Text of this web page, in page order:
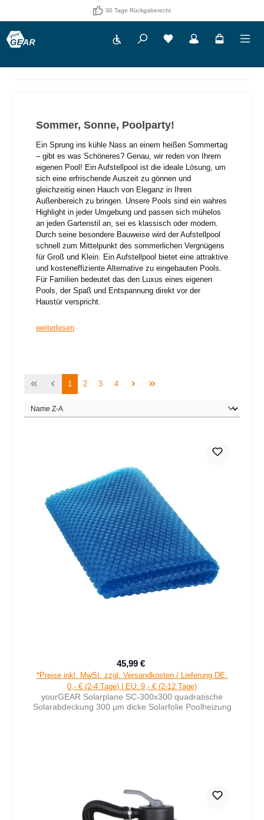
30 Tage Rückgaberecht
Werkzeugleiste anzeigenDu hast 0 Produkte auf
Sommer, Sonne, Poolparty!
Ein Sprung ins kühle Nass an einem heißen Sommertag
– gibt es was Schöneres? Genau, wir reden von Ihrem
eigenen Pool! Ein Aufstellpool ist die ideale Lösung, um
sich eine erfrischende Auszeit zu gönnen und
gleichzeitig einen Hauch von Eleganz in Ihren
Außenbereich zu bringen. Unsere Pools sind ein wahres
Highlight in jeder Umgebung und passen sich mühelos
an jeden Gartenstil an, sei es klassisch oder modern.
Durch seine besondere Bauweise wird der Aufstellpool
schnell zum Mittelpunkt des sommerlichen Vergnügens
für Groß und Klein. Ein Aufstellpool bietet eine attraktive
und kosteneffiziente Alternative zu eingebauten Pools.
Für Familien bedeutet das den Luxus eines eigenen
Pools, der Spaß und Entspannung direkt vor der
Haustür verspricht.
weiterlesen
Seite
1 Seite
2 Seite
3 Seite
4
Verkaufspreis:
45,99 €
*Preise inkl. MwSt. zzgl. Versandkosten / Lieferung DE:
0,- € (2-4 Tage) | EU: 9,- € (2-12 Tage)
yourGEAR Solarplane SC-300x300 quadratische
Solarabdeckung 300 µm dicke Solarfolie Poolheizung